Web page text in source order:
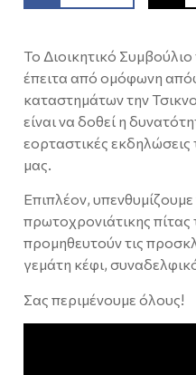
Το Διοικητικό
έπειτα από ομόφωνη
καταστημάτων την
είναι να δοθεί η
εορταστικές εκδηλώσεις
μας.
Επιπλέον,
πρωτοχρονιάτικης
προμηθευτούν τις
γεμάτη κέφι,
Σας περιμένουμε όλους!